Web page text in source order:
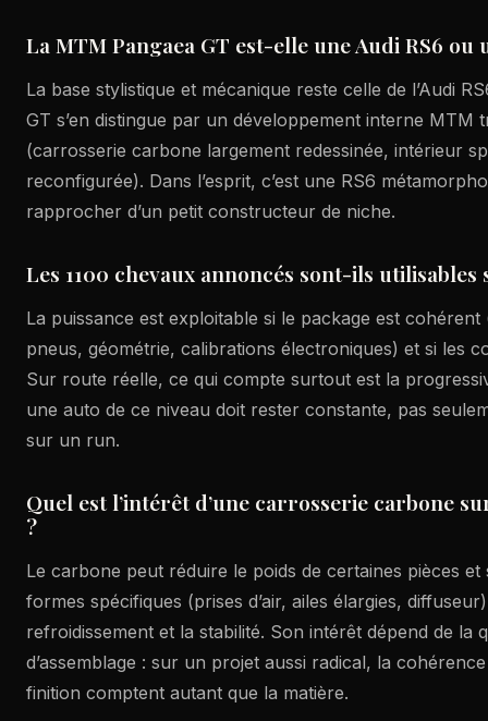
La MTM Pangaea GT est-elle une Audi RS6 ou
La base stylistique et mécanique reste celle de l’Audi
GT s’en distingue par un développement interne MTM
(carrosserie carbone largement redessinée, intérieur
reconfigurée). Dans l’esprit, c’est une RS6
rapprocher d’un petit constructeur de niche.
Les 1100 chevaux annoncés sont-ils
La puissance est exploitable si le package est
pneus, géométrie, calibrations électroniques) et si les
Sur route réelle, ce qui compte surtout est la
une auto de ce niveau doit rester constante, pas
sur un run.
Quel est l’intérêt d’une carrosserie carbone
?
Le carbone peut réduire le poids de certaines pièces
formes spécifiques (prises d’air, ailes élargies,
refroidissement et la stabilité. Son intérêt dépend de la
d’assemblage : sur un projet aussi radical, la
finition comptent autant que la matière.